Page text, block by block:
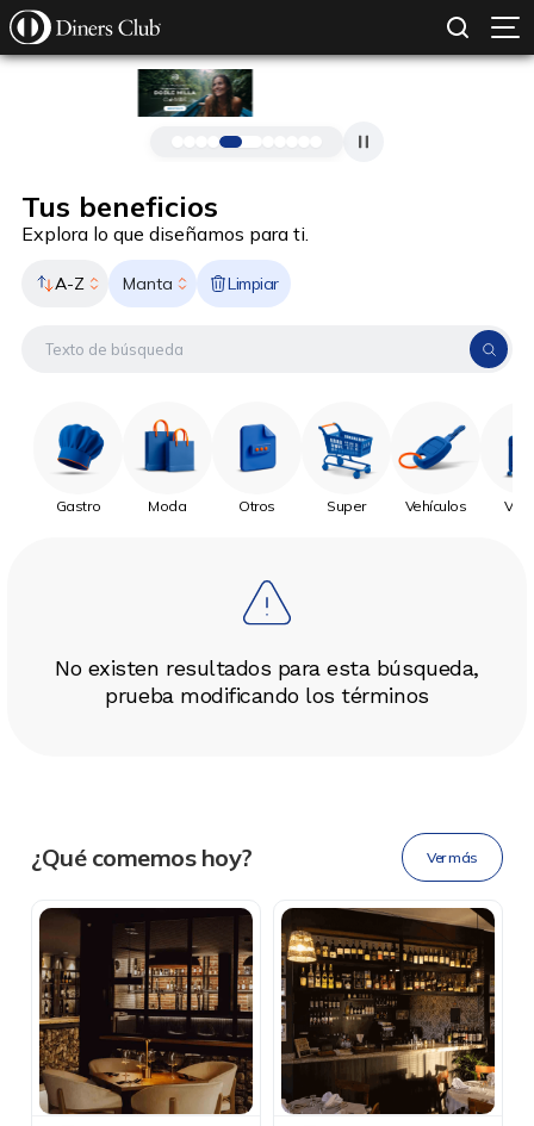
Pasar al contenido principal
Tus beneficios
Explora lo que diseñamos para ti.
A-Z Manta Limpiar
Gastro Moda Otros Super Vehículos
No existen resultados para esta búsqueda,
prueba modificando los términos
Ahora tus blu benefits
en una
sola app.
¿Qué comemos hoy? Ver más